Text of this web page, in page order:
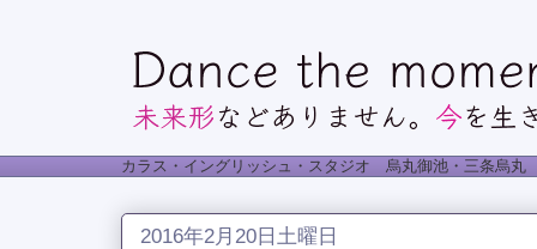
カラス・イングリッシュ・スタジオ 烏丸御池・三条烏
2016年2月20日土曜日